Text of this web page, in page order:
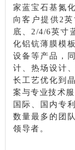
家蓝宝石基氮
向客户提供2
底、2/4/6英寸
化铝钪薄膜模
设备等产品，
计、热场设计
长工艺优化到
案与专业技术
国际、国内专
数量最多的团
领导者。